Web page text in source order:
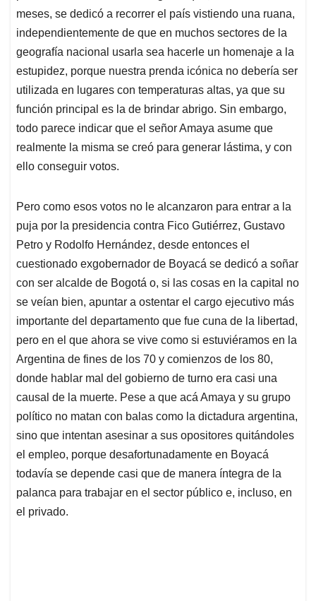
meses, se dedicó a recorrer el país vistiendo una ruana,
independientemente de que en muchos sectores de la
geografía nacional usarla sea hacerle un homenaje a la
estupidez, porque nuestra prenda icónica no debería ser
utilizada en lugares con temperaturas altas, ya que su
función principal es la de brindar abrigo. Sin embargo,
todo parece indicar que el señor Amaya asume que
realmente la misma se creó para generar lástima, y con
ello conseguir votos.
Pero como esos votos no le alcanzaron para entrar a la
puja por la presidencia contra Fico Gutiérrez, Gustavo
Petro y Rodolfo Hernández, desde entonces el
cuestionado exgobernador de Boyacá se dedicó a soñar
con ser alcalde de Bogotá o, si las cosas en la capital no
se veían bien, apuntar a ostentar el cargo ejecutivo más
importante del departamento que fue cuna de la libertad,
pero en el que ahora se vive como si estuviéramos en la
Argentina de fines de los 70 y comienzos de los 80,
donde hablar mal del gobierno de turno era casi una
causal de la muerte. Pese a que acá Amaya y su grupo
político no matan con balas como la dictadura argentina,
sino que intentan asesinar a sus opositores quitándoles
el empleo, porque desafortunadamente en Boyacá
todavía se depende casi que de manera íntegra de la
palanca para trabajar en el sector público e, incluso, en
el privado.